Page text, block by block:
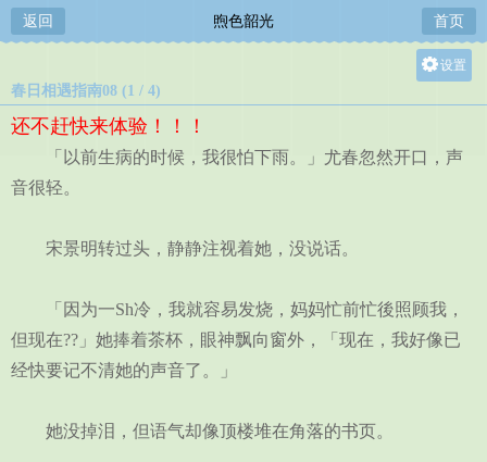
返回 煦色韶光 首页
设置
中
春日相遇指南08 (1 / 4)
还不赶快来体验！！！
「以前生病的时候，我很怕下雨。」尤春忽然开口，声
音很轻。
宋景明转过头，静静注视着她，没说话。
「因为一Sh冷，我就容易发烧，妈妈忙前忙後照顾我，
但现在??」她捧着茶杯，眼神飘向窗外，「现在，我好像已
经快要记不清她的声音了。」
她没掉泪，但语气却像顶楼堆在角落的书页。